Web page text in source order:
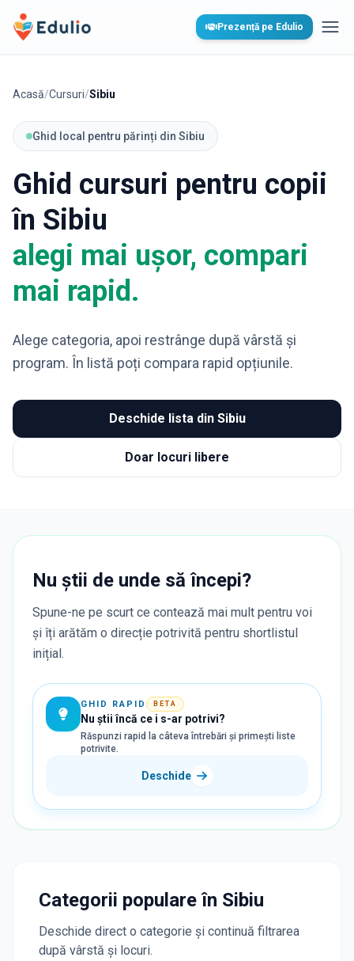
Edulio Prezență pe Edulio
Acasă/Cursuri/Sibiu
Ghid local pentru părinți din Sibiu
Ghid cursuri pentru copii
în Sibiu
alegi mai ușor, compari
mai rapid.
Alege categoria, apoi restrânge după vârstă și
program. În listă poți compara rapid opțiunile.
Deschide lista din Sibiu
Doar locuri libere
Nu știi de unde să începi?
Spune-ne pe scurt ce contează mai mult pentru voi
și îți arătăm o direcție potrivită pentru shortlistul
inițial.
GHID RAPID BETA
Nu știi încă ce i s-ar potrivi?
Răspunzi rapid la câteva întrebări și primești liste
potrivite.
Deschide
Categorii populare în Sibiu
Deschide direct o categorie și continuă filtrarea
după vârstă și locuri.